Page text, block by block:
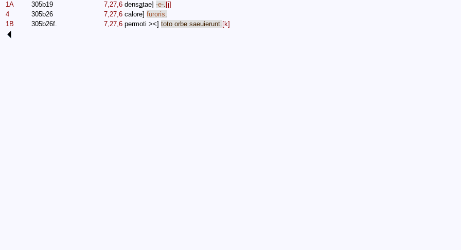
1A
305b19 7,27,6 densatae] -e-. [j]
4
305b26 7,27,6 calore] furoris.
1B
305b26f. 7,27,6 permoti ><] toto orbe saeuierunt. [k]